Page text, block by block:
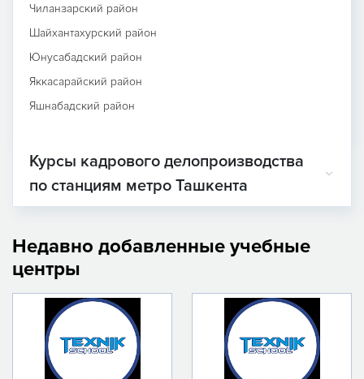
Чиланзарский район
Шайхантахурский район
Юнусабадский район
Яккасарайский район
Яшнабадский район
Курсы кадрового делопроизводства
по станциям метро Ташкента
Недавно добавленные учебные
центры